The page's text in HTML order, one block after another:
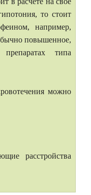
то стоит
например,
повышенное,
типа
можно
расстройства